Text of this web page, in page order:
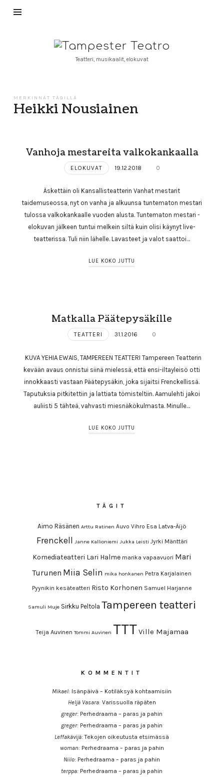
Tampester
TeatroTeatteri, musikaalit, elokuvat
MERKINNÄT TÄGILLÄ
Heikki Nousiainen
Vanhoja mestareita valkokankaalla
ELOKUVAT 19.12.2018 0
Äskettäin oli Kansallisteatterin Vanhat mestarit
taidemuseossa, nyt on vanha ja alkuunsa tuntematon mestari
tulossa valkokankaalle vuoden alusta. Tuntematon mestari -
elokuvan jälkeen tuntui melkein siltä kuin olisi käynyt live-
teatterissa. Tuli niin lähelle. Lavasteet ja valot saattoi…
LUE KOKO JUTTU
Matkalla Päätepysäkille
TEATTERI 31.1.2016 0
KUVA YEHIA EWAIS, TAMPEREEN TEATTERI Tampereen Teatterin
kevään avaus onnistui siinä mielessä, että ensi-iltayleisö otti
innokkaasti vastaan Päätepysäkin, joka sijaitsi Frenckellissä.
Taputuksia pitkitettiin ja lattiata tömisteltiin. Aamulehti jakoi
auliisti 5 tähteä, vahvasti miesnäkökulmasta. Minulle…
LUE KOKO JUTTU
TÄGIT
Aimo Räsänen Arttu Ratinen Auvo Vihro Esa Latva-Äijö
Frenckell Janne Kallioniemi Jukka Leisti Jyrki Mänttäri
Komediateatteri Lari Halme marika vapaavuori Mari
Turunen Miia Selin mika honkanen Petra Karjalainen
Pyynikin kesäteatteri Risto Korhonen Samuel Harjanne
Samuli Muje Sirkku Peltola Tampereen teatteri
Teija Auvinen Tommi Auvinen TTTVille Majamaa
KOMMENTIT
Mikael: Isänpäivä – Kotiläksyä kohtaamisiin
Heljä Vasara: Varissuolla räpäten
greger: Perhedraama – paras ja pahin
greger: Perhedraama – paras ja pahin
Leffakävijä:Tekojen oikeutusta etsimässä
woman: Perhedraama – paras ja pahin
Niilo: Perhedraama – paras ja pahin
terppa: Perhedraama – paras ja pahin